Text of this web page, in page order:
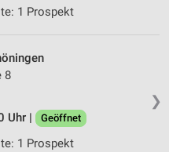
1 Prospekt
❯
8
Uhr |
Geöffnet
1 Prospekt